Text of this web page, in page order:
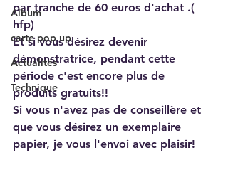
Album
carte pop up
Actualités
Technique
par tranche de 60 euros d'achat .(
hfp)
Et si vous désirez devenir
démonstratrice, pendant cette
période c'est encore plus de
produits gratuits!!
Si vous n'avez pas de conseillère et
que vous désirez un exemplaire
papier, je vous l'envoi avec plaisir!